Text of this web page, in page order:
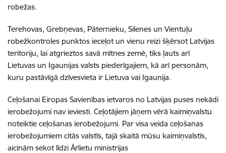
robežas.
Terehovas, Grebņevas, Pāternieku, Silenes un Vientuļu
robežkontroles punktos ieceļot un vienu reizi šķērsot Latvijas
teritoriju, lai atgrieztos savā mītnes zemē, tiks ļauts arī
Lietuvas un Igaunijas valsts piederīgajiem, kā arī personām,
kuru pastāvīgā dzīvesvieta ir Lietuva vai Igaunija.
Ceļošanai Eiropas Savienības ietvaros no Latvijas puses nekādi
ierobežojumi nav ieviesti. Ceļotājiem jāņem vērā kaimiņvalstu
noteiktie ceļošanas ierobežojumi. Par visa veida ceļošanas
ierobežojumiem citās valstīs, tajā skaitā mūsu kaimiņvalstīs,
aicinām sekot līdzi Ārlietu ministrijas